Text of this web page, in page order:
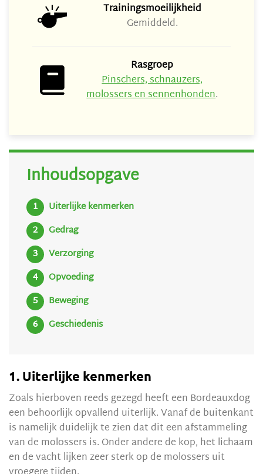
Trainingsmoeilijkheid
Gemiddeld.
Rasgroep
Pinschers, schnauzers,
molossers en sennenhonden.
Inhoudsopgave
Uiterlijke kenmerken
Gedrag
Verzorging
Opvoeding
Beweging
Geschiedenis
1. Uiterlijke kenmerken
Zoals hierboven reeds gezegd heeft een Bordeauxdog
een behoorlijk opvallend uiterlijk. Vanaf de buitenkant
is namelijk duidelijk te zien dat dit een afstammeling
van de molossers is. Onder andere de kop, het lichaam
en de vacht lijken zeer sterk op de molossers uit